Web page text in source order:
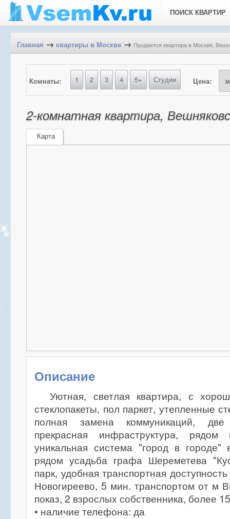
ПОИСК КВАРТИР
Главная → квартиры в Москве → Продается квартира в Москве,
Комнаты: 1 2 3 4 5+ Студии Цена:
2-комнатная квартира,
Карта
Описание
Уютная, светлая квартира, с
стеклопакеты, пол паркет, утепленные
полная замена коммуникаций,
прекрасная инфраструктура,
уникальная система "город в
рядом усадьба графа Шереметева
парк, удобная транспортная
Новогиреево, 5 мин. транспортом от м
показ, 2 взрослых собственника, более
• наличие телефона: да